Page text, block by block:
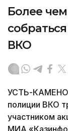
Более
ВКО
УСТЬ-
полиции ВКО
участником